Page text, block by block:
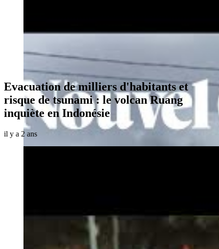
Evacuation de milliers d'habitants et
risque de tsunami : le volcan Ruang
inquiète en Indonésie
il y a 2 ans